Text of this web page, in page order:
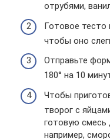
отрубями,
Готовое тесто
чтобы оно
Отправьте
180° на 10
Чтобы
творог с
готовую
например,